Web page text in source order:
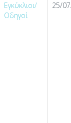
Εγκύκλιοι/
Οδηγοί
25/